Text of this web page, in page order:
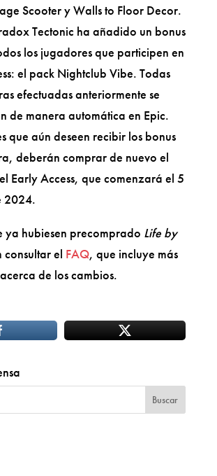
Scooter y Walls to Floor Decor.
Tectonic ha añadido un bonus
los jugadores que participen en
el pack Nightclub Vibe. Todas
efectuadas anteriormente se
de manera automática en Epic.
que aún deseen recibir los bonus
deberán comprar de nuevo el
Early Access, que comenzará el 5
2024.
ya hubiesen precomprado Life by
el FAQ, que incluye más
de los cambios.